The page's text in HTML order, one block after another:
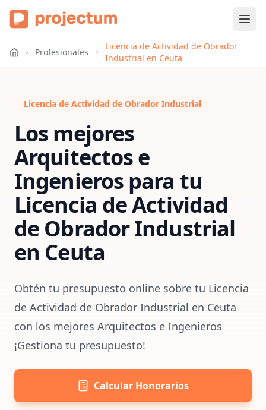
Profesionales
Licencia de Actividad de Obrador
Industrial en Ceuta
Licencia de Actividad de Obrador Industrial
Los mejores
Arquitectos e
Ingenieros para tu
Licencia de Actividad
de Obrador Industrial
en Ceuta
Obtén tu presupuesto online sobre tu Licencia
de Actividad de Obrador Industrial en Ceuta
con los mejores Arquitectos e Ingenieros
¡Gestiona tu presupuesto!
Calcular Honorarios